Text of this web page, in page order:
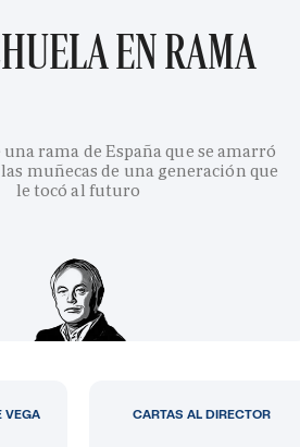
EN RAMA
rama de España que se amarró
muñecas de una generación que
le tocó al futuro
VEGA CARTAS AL DIRECTOR